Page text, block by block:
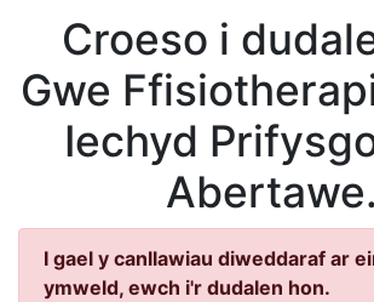
Croeso i
Gwe
Iechyd
Abertawe.
I gael y canllawiau diweddaraf ar
ymweld, ewch i'r dudalen hon.